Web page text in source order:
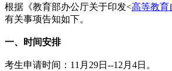
根据《教育部办公厅关于印发<高等教育
有关事项告知如下。
一、时间安排
考生申请时间：11月29日--12月4日。